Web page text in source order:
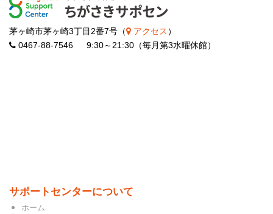
茅ヶ崎市茅ヶ崎3丁目2番7号（ アクセス ）
0467-88-7546 9:30～21:30（毎月第3水曜休館）
サポートセンターについて
ホーム